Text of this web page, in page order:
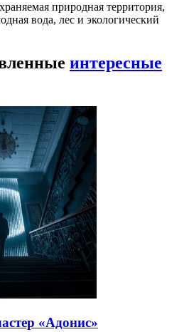
природная территория,
вода, лес и экологический
интересные
«Адонис»